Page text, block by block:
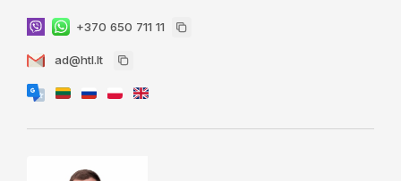
+370 650 711 11
ad@htl.lt